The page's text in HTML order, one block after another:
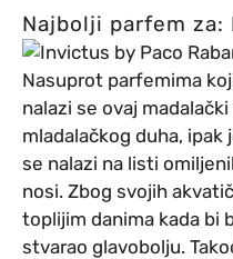
Najbolji parfem za:
Nasuprot parfemima
nalazi se ovaj
mladalačkog duha,
se nalazi na listi
nosi. Zbog svojih
toplijim danima kada bi
stvarao glavobolju.